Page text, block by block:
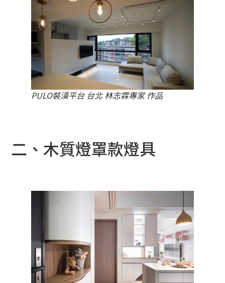
PULO裝潢平台 台北 林志霖專家 作品
二、木質燈罩款燈具